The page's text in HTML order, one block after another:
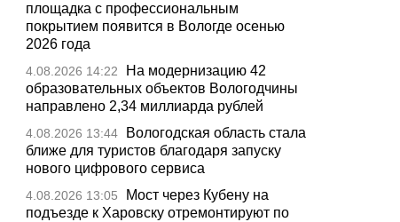
площадка с профессиональным
покрытием появится в Вологде осенью
2026 года
4.08.2026 14:22
На модернизацию 42
образовательных объектов Вологодчины
направлено 2,34 миллиарда рублей
4.08.2026 13:44
Вологодская область стала
ближе для туристов благодаря запуску
нового цифрового сервиса
4.08.2026 13:05
Мост через Кубену на
подъезде к Харовску отремонтируют по